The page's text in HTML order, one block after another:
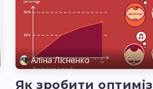
Аліна Лісненко
Як зробити